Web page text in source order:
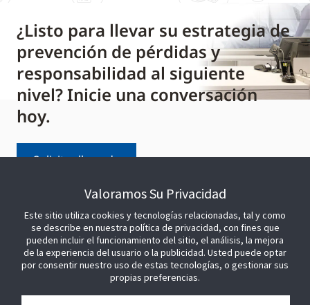
¿Listo para llevar su estrategia de
prevención de pérdidas y
responsabilidad al siguiente
nivel? Inicie una conversación
hoy.
Solicitar llamada
CONTACTO
Valoramos Su Privacidad
Este sitio utiliza cookies y tecnologías relacionadas, tal y como
se describe en nuestra política de privacidad, con fines que
pueden incluir el funcionamiento del sitio, el análisis, la mejora
de la experiencia del usuario o la publicidad. Usted puede optar
por consentir nuestro uso de estas tecnologías, o gestionar sus
propias preferencias.